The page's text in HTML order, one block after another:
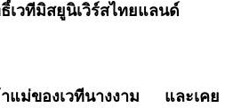
เวทีมิสยูนิเวิร์สไทยแลนด์
แม่ของเวทีนางงาม และเคย